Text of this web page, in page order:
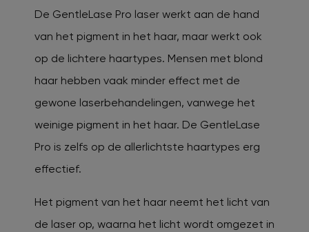
De GentleLase Pro laser werkt aan de hand
van het pigment in het haar, maar werkt ook
op de lichtere haartypes. Mensen met blond
haar hebben vaak minder effect met de
gewone laserbehandelingen, vanwege het
weinige pigment in het haar. De GentleLase
Pro is zelfs op de allerlichtste haartypes erg
effectief.
Het pigment van het haar neemt het licht van
de laser op, waarna het licht wordt omgezet in